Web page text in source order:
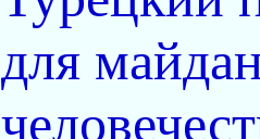
для